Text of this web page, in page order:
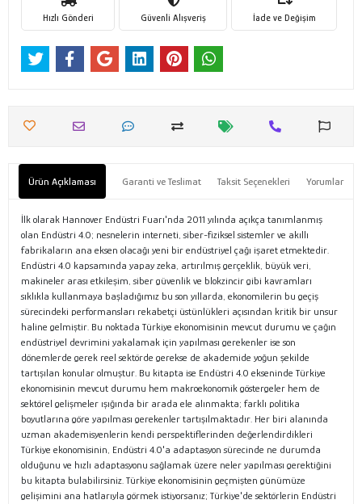
Hızlı Gönderi Güvenli Alışveriş İade ve Değişim
Ürün Açıklaması Garanti ve Teslimat Taksit Seçenekleri Yorumlar
İlk olarak Hannover Endüstri Fuarı'nda 2011 yılında açıkça tanımlanmış
olan Endüstri 4.0; nesnelerin interneti, siber-fiziksel sistemler ve akıllı
fabrikaların ana eksen olacağı yeni bir endüstriyel çağı işaret etmektedir.
Endüstri 4.0 kapsamında yapay zeka, artırılmış gerçeklik, büyük veri,
makineler arası etkileşim, siber güvenlik ve blokzincir gibi kavramları
sıklıkla kullanmaya başladığımız bu son yıllarda, ekonomilerin bu geçiş
sürecindeki performansları rekabetçi üstünlükleri açısından kritik bir unsur
haline gelmiştir. Bu noktada Türkiye ekonomisinin mevcut durumu ve çağın
endüstriyel devrimini yakalamak için yapılması gerekenler ise son
dönemlerde gerek reel sektörde gerekse de akademide yoğun şekilde
tartışılan konular olmuştur. Bu kitapta ise Endüstri 4.0 ekseninde Türkiye
ekonomisinin mevcut durumu hem makroekonomik göstergeler hem de
sektörel gelişmeler ışığında bir arada ele alınmakta; farklı politika
boyutlarına göre yapılması gerekenler tartışılmaktadır. Her biri alanında
uzman akademisyenlerin kendi perspektiflerinden değerlendirdikleri
Türkiye ekonomisinin, Endüstri 4.0'a adaptasyon sürecinde ne durumda
olduğunu ve hızlı adaptasyonu sağlamak üzere neler yapılması gerektiğini
bu kitapta bulabilirsiniz. Türkiye ekonomisinin geçmişten günümüze
gelişimini ana hatlarıyla görmek istiyorsanız; Türkiye'de sektörlerin Endüstri